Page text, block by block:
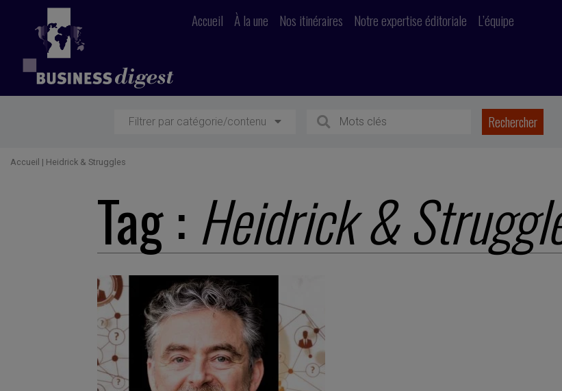
Accueil À la une Nos itinéraires Notre expertise éditoriale L’équipe
Filtrer par catégorie/contenu
Accueil | Heidrick & Struggles
Tag : Heidrick &